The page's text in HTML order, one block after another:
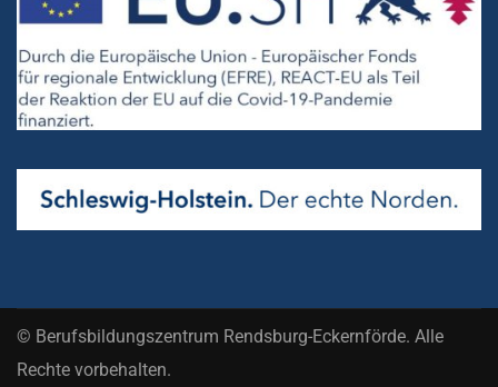
© Berufsbildungszentrum Rendsburg-Eckernförde. Alle
Rechte vorbehalten.